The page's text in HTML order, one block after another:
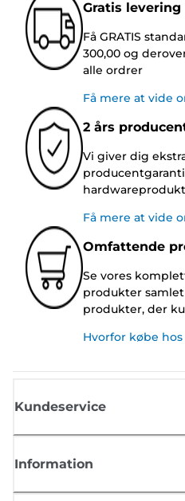
Gratis
Få GRATIS
300,00 og
alle ordrer
Få mere at vide
2 års
Vi giver dig
producentgaranti
Få mere at vide
Omfattende
Se vores
produkter
produkter, der
Hvorfor købe hos
Kundeservice
Information